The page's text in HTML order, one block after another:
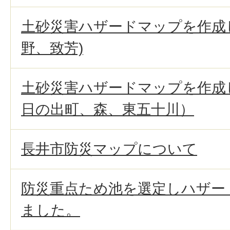
土砂災害ハザードマップを作
野、致芳)
土砂災害ハザードマップを作
日の出町、森、東五十川）
長井市防災マップについて
防災重点ため池を選定しハザ
ました。